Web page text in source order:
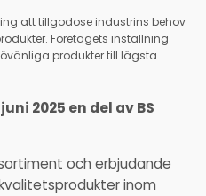
att tillgodose industrins behov
Företagets inställning
produkter till lägsta
2025 en del av BS
och erbjudande
inom